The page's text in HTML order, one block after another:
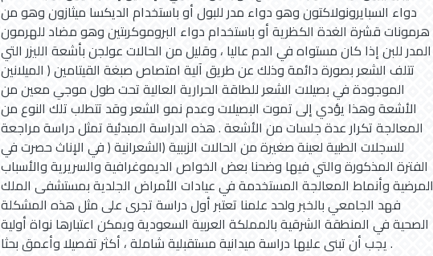
دواء السبايرونولاكتون وهو دواء مدر للبول أو باستخدام الديكسا ميثازون وهو من
هرمونات قشرة الغدة الكظرية أو باستخدام دواء البروموكربتين وهو مضاد للهرمون
المدر للبن إذا كان مستواه في الدم عاليا ، وقليل من الحالات عولجن بأشعة الليزر التي
تتلف الشعر بصورة دائمة وذلك عن طريق آلية امتصاص صبغة القيتامين ( الميلانين
الموجودة في بصيلات الشعر للطاقة الحرارية العالية تحت طول موجي معين من
الأشعة وهذا يؤدي إلى تموت البصيلات وعدم نمو الشعر وقد تتطلب تلك النوع من
المعالجة تكرار عدة جلسات من الأشعة . هذه الدراسة المبدئية تمثل دراسة مراجعة
للسجلات الطبية لعينة صغيرة من الحالات الزببية (الشعرانية ( في الإناث حصرت في
الفترة المذكورة والتي فيها وضحنا بعض الخواص الديموغرافية والسريرية والأسباب
المرضية وأنماط المعالجة المستخدمة في عيادات الأمراض الجلدية بمستشفى الملك
فهد الجامعي بالخبر ولحد علمنا تعتبر أول دراسة تجرى على مثل هذه المشكلة
الصحية في المنطقة الشرقية بالمملكة العربية السعودية ويمكن اعتبارها نواة أولية
يجب أن تبنى عليها دراسة ميدانية مستقبلية شاملة ، أكثر تفصيلا وأعمق بحثا .